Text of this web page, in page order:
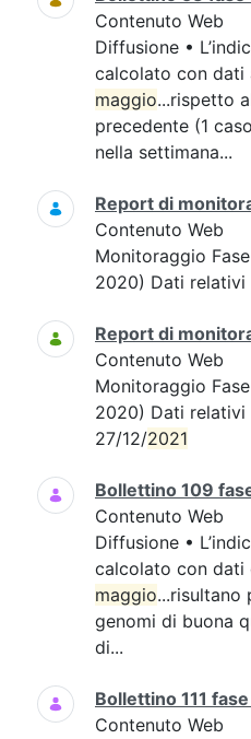
Contenuto Web
Diffusione •
calcolato con dati
maggio...rispetto
precedente (1
nella settimana...
Report di
Contenuto Web
Monitoraggio
2020) Dati relativi
Report di
Contenuto Web
Monitoraggio
2020) Dati relativi
27/12/2021
Bollettino 109
Contenuto Web
Diffusione •
calcolato con dati
maggio...risultano
genomi di buona
di...
Bollettino 111
Contenuto Web